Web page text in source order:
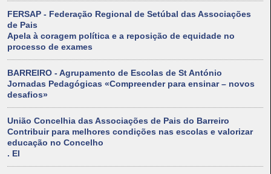
FERSAP - Federação Regional de Setúbal das Associações
de Pais
Apela à coragem política e a reposição de equidade no
processo de exames
BARREIRO - Agrupamento de Escolas de St António
Jornadas Pedagógicas «Compreender para ensinar – novos
desafios»
União Concelhia das Associações de Pais do Barreiro
Contribuir para melhores condições nas escolas e valorizar
educação no Concelho
. El